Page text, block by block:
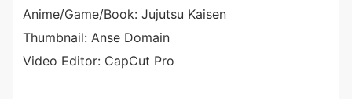
Anime/Game/Book: Jujutsu Kaisen
Thumbnail: Anse Domain
Video Editor: CapCut Pro